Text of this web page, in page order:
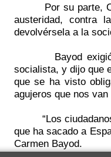
Por su parte,
austeridad, contra
devolvérsela a la
Bayod
socialista, y dijo que
que se ha visto
agujeros que nos
“Los
que ha sacado a
Carmen Bayod.